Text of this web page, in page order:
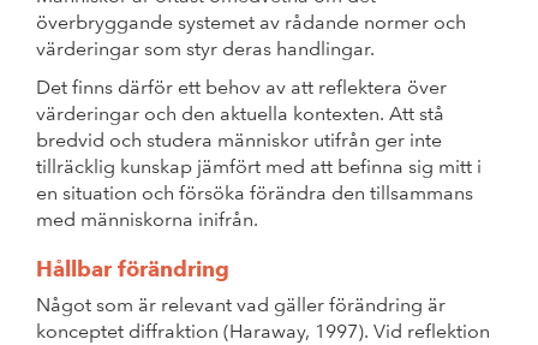
överbryggande systemet av rådande normer och
värderingar som styr deras handlingar.
Det finns därför ett behov av att reflektera över
värderingar och den aktuella kontexten. Att stå
bredvid och studera människor utifrån ger inte
tillräcklig kunskap jämfört med att befinna sig mitt i
en situation och försöka förändra den tillsammans
med människorna inifrån.
Hållbar förändring
Något som är relevant vad gäller förändring är
konceptet diffraktion (Haraway, 1997). Vid reflektion